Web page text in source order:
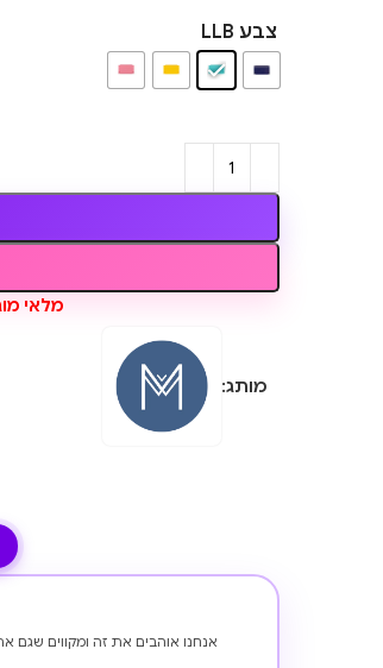
צבע LLB
מלאי מוגבל,
מותג:
אנחנו אוהבים את זה ומקווים שגם